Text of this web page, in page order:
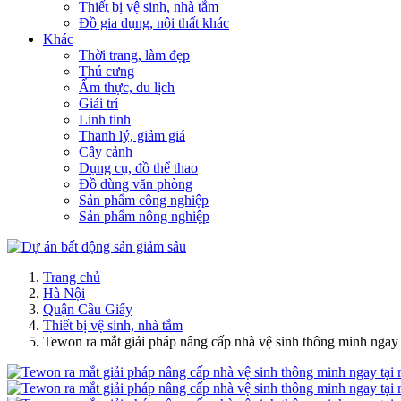
Thiết bị vệ sinh, nhà tắm
Đồ gia dụng, nội thất khác
Khác
Thời trang, làm đẹp
Thú cưng
Ẩm thực, du lịch
Giải trí
Linh tinh
Thanh lý, giảm giá
Cây cảnh
Dụng cụ, đồ thể thao
Đồ dùng văn phòng
Sản phẩm công nghiệp
Sản phẩm nông nghiệp
Trang chủ
Hà Nội
Quận Cầu Giấy
Thiết bị vệ sinh, nhà tắm
Tewon ra mắt giải pháp nâng cấp nhà vệ sinh thông minh ngay